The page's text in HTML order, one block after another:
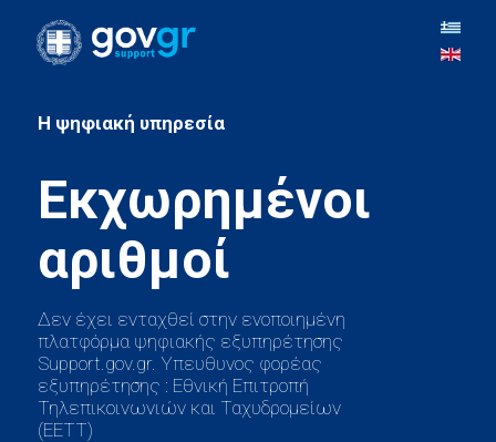
H ψηφιακή υπηρεσία
Εκχωρημένοι
Δεν έχει ενταχθεί στην ενοποιημένη
πλατφόρμα ψηφιακής εξυπηρέτησης
Support.gov.gr. Υπευθυνος φορέας
εξυπηρέτησης : Εθνική Επιτροπή
Τηλεπικοινωνιών και Ταχυδρομείων
(ΕΕΤΤ)